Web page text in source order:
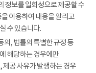
정보를 일회성으로 제공할 수
이용하여 내용을 알리고
수 있습니다.
의, 법률의 특별한 규정 등
해당하는 경우에만
공 사유가 발생하는 경우